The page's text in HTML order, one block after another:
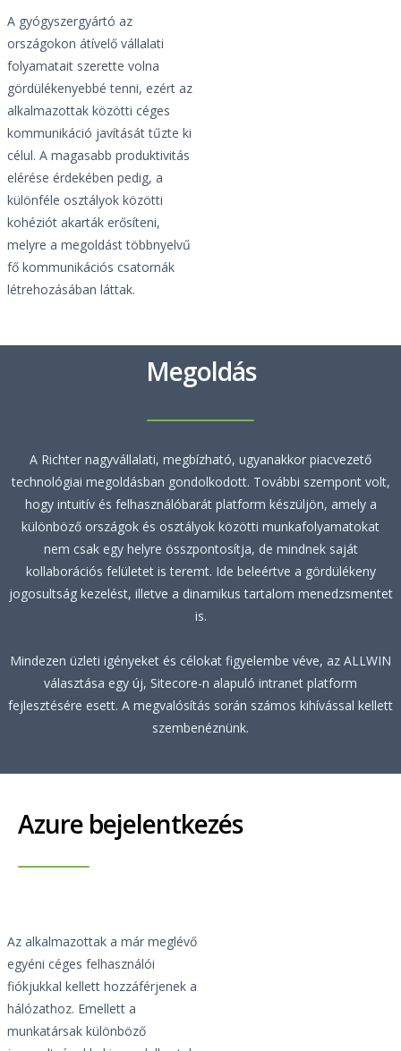
A gyógyszergyártó az
országokon átívelő vállalati
folyamatait szerette volna
gördülékenyebbé tenni, ezért az
alkalmazottak közötti céges
kommunikáció javítását tűzte ki
célul. A magasabb produktivitás
elérése érdekében pedig, a
különféle osztályok közötti
kohéziót akarták erősíteni,
melyre a megoldást többnyelvű
fő kommunikációs csatornák
létrehozásában láttak.
Megoldás
A Richter nagyvállalati, megbízható, ugyanakkor piacvezető
technológiai megoldásban gondolkodott. További szempont volt,
hogy intuitív és felhasználóbarát platform készüljön, amely a
különböző országok és osztályok közötti munkafolyamatokat
nem csak egy helyre összpontosítja, de mindnek saját
kollaborációs felületet is teremt. Ide beleértve a gördülékeny
jogosultság kezelést, illetve a dinamikus tartalom menedzsmentet
is.
Mindezen üzleti igényeket és célokat figyelembe véve, az ALLWIN
választása egy új, Sitecore-n alapuló intranet platform
fejlesztésére esett. A megvalósítás során számos kihívással kellett
szembenéznünk.
Azure bejelentkezés
Az alkalmazottak a már meglévő
egyéni céges felhasználói
fiókjukkal kellett hozzáférjenek a
hálózathoz. Emellett a
munkatársak különböző